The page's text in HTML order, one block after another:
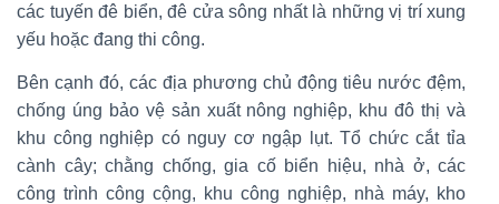
các tuyến đê biển, đê cửa sông nhất là những vị trí xung
yếu hoặc đang thi công.
Bên cạnh đó, các địa phương chủ động tiêu nước đệm,
chống úng bảo vệ sản xuất nông nghiệp, khu đô thị và
khu công nghiệp có nguy cơ ngập lụt. Tổ chức cắt tỉa
cành cây; chằng chống, gia cố biển hiệu, nhà ở, các
công trình công cộng, khu công nghiệp, nhà máy, kho